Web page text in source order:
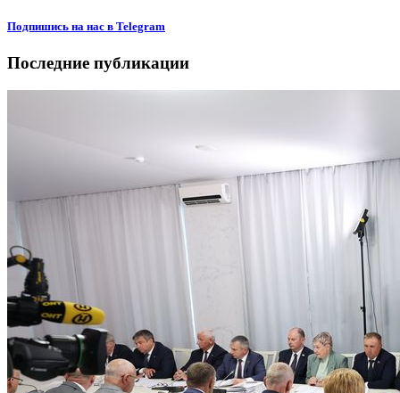
Подпишиcь на нас в Telegram
Последние публикации